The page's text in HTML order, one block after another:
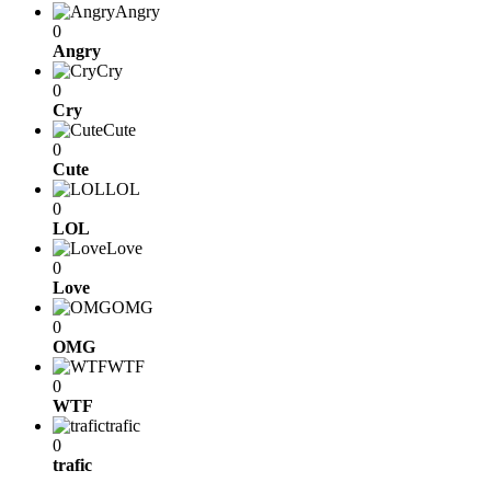
Angry
0
Angry
Cry
0
Cry
Cute
0
Cute
LOL
0
LOL
Love
0
Love
OMG
0
OMG
WTF
0
WTF
trafic
0
trafic